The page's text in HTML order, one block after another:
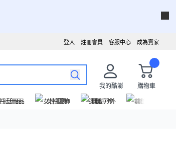
成為賣家
客服中心
註冊會員
登入
我的酷澎
購物車
生活用品 女性服飾 運動戶外 數位家電